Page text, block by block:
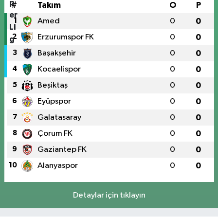
# Takım O P
1 Amed 0 0
2 Erzurumspor FK 0 0
3 Başakşehir 0 0
4 Kocaelispor 0 0
5 Beşiktaş 0 0
6 Eyüpspor 0 0
7 Galatasaray 0 0
8 Çorum FK 0 0
9 Gaziantep FK 0 0
10 Alanyaspor 0 0
Detaylar için tıklayın